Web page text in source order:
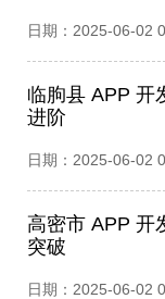
日期：2025-06-02
临朐县 APP 开
进阶​
日期：2025-06-02
高密市 APP 开
突破​
日期：2025-06-02